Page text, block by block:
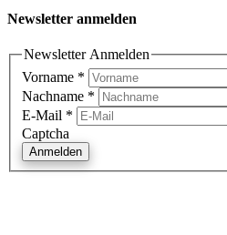
Newsletter anmelden
Newsletter Anmelden
Vorname *
Nachname *
E-Mail *
Captcha
Anmelden